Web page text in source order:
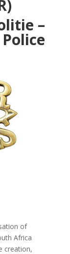
–
of
Africa
creation,